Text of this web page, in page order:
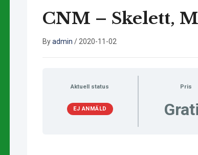
CNM – Skelett,
Byadmin / 2020-11-02
Aktuell status
EJ ANMÄLD
Pris